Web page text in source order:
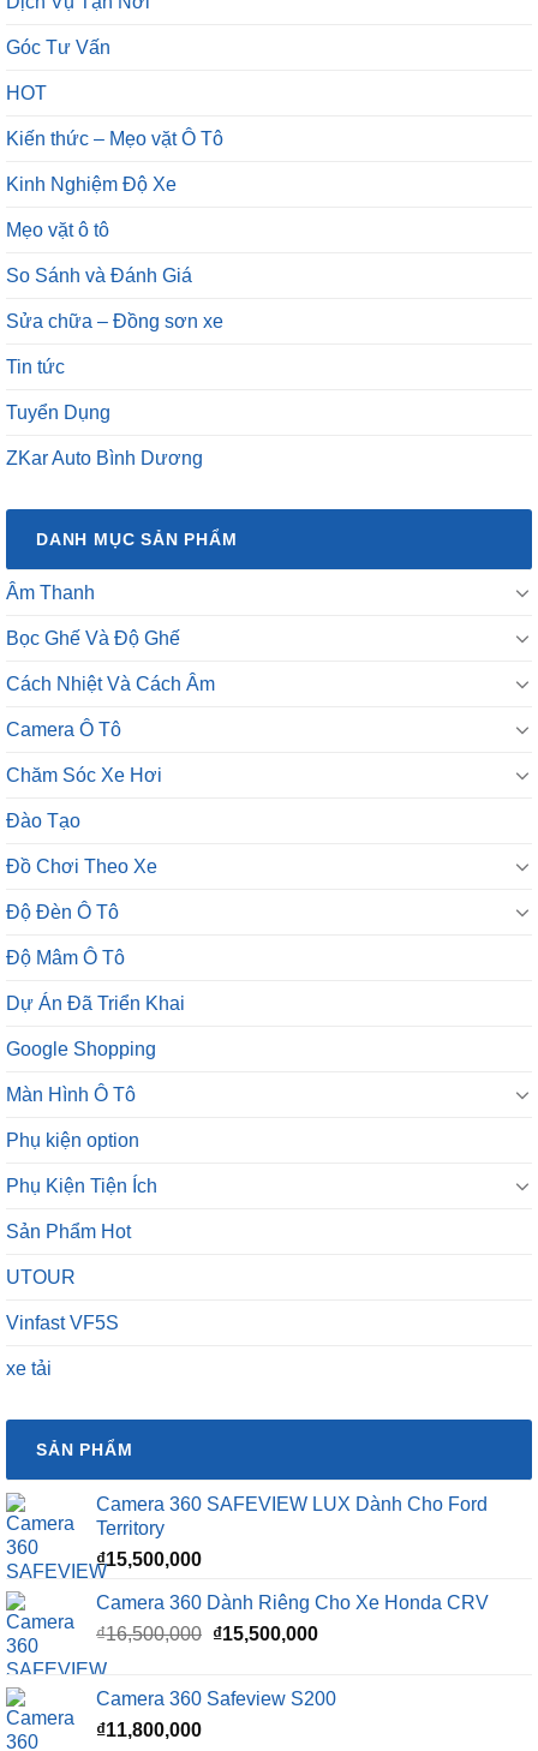
Góc Tư Vấn
HOT
Kiến thức – Mẹo vặt Ô Tô
Kinh Nghiệm Độ Xe
Mẹo vặt ô tô
So Sánh và Đánh Giá
Sửa chữa – Đồng sơn xe
Tin tức
Tuyển Dụng
ZKar Auto Bình Dương
DANH MỤC SẢN PHẨM
Âm Thanh
Bọc Ghế Và Độ Ghế
Cách Nhiệt Và Cách Âm
Camera Ô Tô
Chăm Sóc Xe Hơi
Đào Tạo
Đồ Chơi Theo Xe
Độ Đèn Ô Tô
Độ Mâm Ô Tô
Dự Án Đã Triển Khai
Google Shopping
Màn Hình Ô Tô
Phụ kiện option
Phụ Kiện Tiện Ích
Sản Phẩm Hot
UTOUR
Vinfast VF5S
xe tải
SẢN PHẨM
Camera 360 SAFEVIEW LUX Dành Cho Ford
Territory
₫15,500,000
Camera 360 Dành Riêng Cho Xe Honda CRV
₫16,500,000 Giá
₫16,500,000.
₫15,500,000Giá
là:
Camera 360 Safeview S200
₫11,800,000